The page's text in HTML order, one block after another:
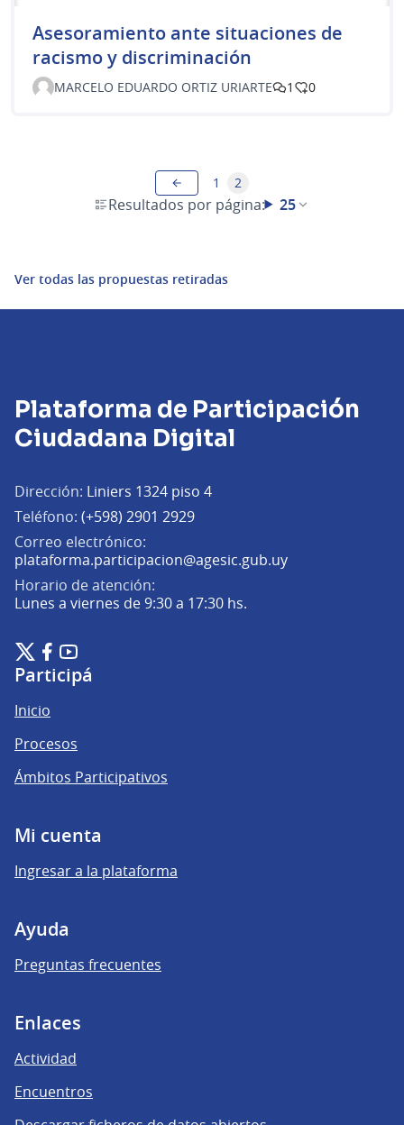
Asesoramiento ante situaciones de
racismo y discriminación
MARCELO EDUARDO ORTIZ URIARTE 1 0
Resultados por página: 25
1 2
Ver todas las propuestas retiradas
Plataforma de Participación
Ciudadana Digital
Dirección: Liniers 1324 piso 4
Teléfono: (+598) 2901 2929
Correo electrónico:
plataforma.participacion@agesic.gub.uy(Abrir en una
Horario de atención:
Lunes a viernes de 9:30 a 17:30 hs.
Plataforma de Participación Ciudadana Digital en X
(Enlace externo)
Plataforma de Participación Ciudadana Digital en Facebook
(Enlace externo)
Plataforma de Participación Ciudadana Digital en
(Enlace externo)
Participá
Inicio
Procesos
Ámbitos Participativos
Mi cuenta
Ingresar a la plataforma
Ayuda
Preguntas frecuentes
Enlaces
Actividad
Encuentros